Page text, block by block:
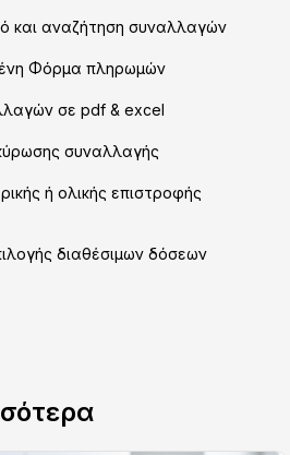
και αναζήτηση συναλλαγών
Φόρμα πληρωμών
σε pdf & excel
συναλλαγής
ή ολικής επιστροφής
διαθέσιμων δόσεων